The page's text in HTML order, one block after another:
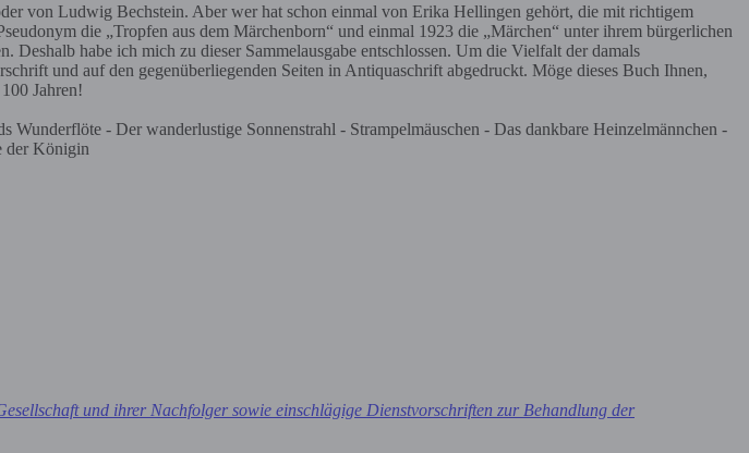
von Ludwig Bechstein. Aber wer hat schon einmal von Erika Hellingen gehört, die mit richtigem
die „Tropfen aus dem Märchenborn“ und einmal 1923 die „Märchen“ unter ihrem bürgerlichen
habe ich mich zu dieser Sammelausgabe entschlossen. Um die Vielfalt der damals
und auf den gegenüberliegenden Seiten in Antiquaschrift abgedruckt. Möge dieses Buch Ihnen,
Jahren!
- Der wanderlustige Sonnenstrahl - Strampelmäuschen - Das dankbare Heinzelmännchen -
der Königin
und ihrer Nachfolger sowie einschlägige Dienstvorschriften zur Behandlung der